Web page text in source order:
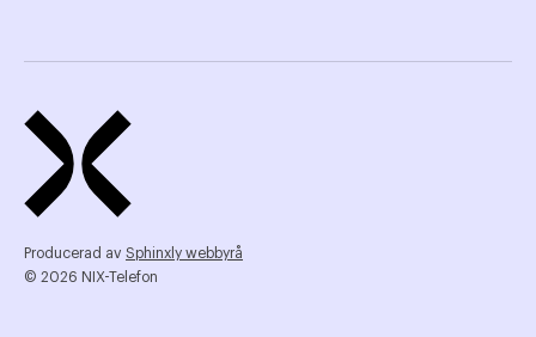
Producerad av Sphinxly webbyrå
© 2026 NIX-Telefon